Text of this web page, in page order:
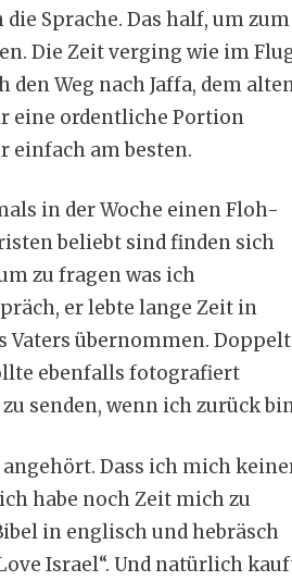
Sprache. Das half, um zum
Die Zeit verging wie im
Weg nach Jaffa, dem
eine ordentliche Portion
einfach am besten.
in der Woche einen Floh-
beliebt sind finden sich
zu fragen was ich
er lebte lange Zeit in
Vaters übernommen.
ebenfalls fotografiert
senden, wenn ich zurück
Dass ich mich
habe noch Zeit mich zu
in englisch und hebräsch
Israel“. Und natürlich